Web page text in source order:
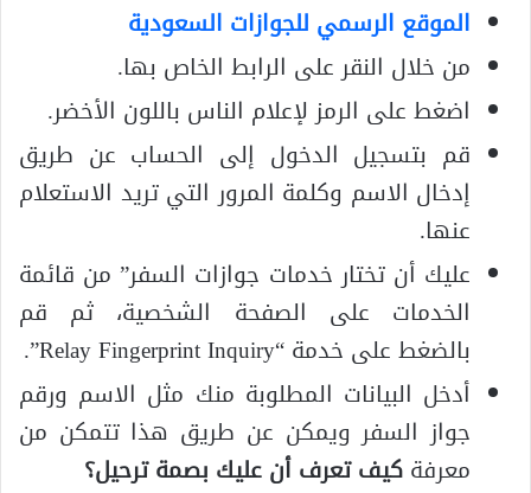
الموقع الرسمي للجوازات السعودية
من خلال النقر على الرابط الخاص بها.
اضغط على الرمز لإعلام الناس باللون الأخضر.
قم بتسجيل الدخول إلى الحساب عن طريق
إدخال الاسم وكلمة المرور التي تريد الاستعلام
عنها.
عليك أن تختار خدمات جوازات السفر” من قائمة
الخدمات على الصفحة الشخصية، ثم قم
بالضغط على خدمة “Relay Fingerprint Inquiry”.
أدخل البيانات المطلوبة منك مثل الاسم ورقم
جواز السفر ويمكن عن طريق هذا تتمكن من
معرفةكيف تعرف أن عليك بصمة ترحيل؟